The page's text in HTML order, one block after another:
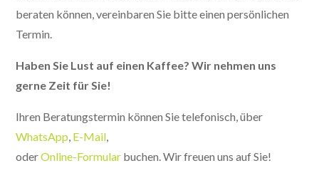
beraten können, vereinbaren Sie bitte einen persönlichen
Termin.
Haben Sie Lust auf einen Kaffee? Wir nehmen uns
gerne Zeit für Sie!
Ihren Beratungstermin können Sie telefonisch, über
WhatsApp, E-Mail,
oderOnline-Formular buchen. Wir freuen uns auf Sie!